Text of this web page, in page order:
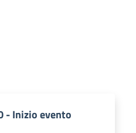
- Inizio evento